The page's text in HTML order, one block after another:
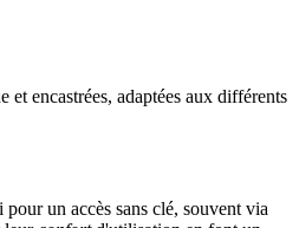
encastrées, adaptées aux différents
un accès sans clé, souvent via